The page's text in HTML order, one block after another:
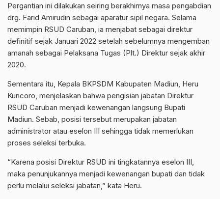
Pergantian ini dilakukan seiring berakhirnya masa pengabdian
drg. Farid Amirudin sebagai aparatur sipil negara. Selama
memimpin RSUD Caruban, ia menjabat sebagai direktur
definitif sejak Januari 2022 setelah sebelumnya mengemban
amanah sebagai Pelaksana Tugas (Plt.) Direktur sejak akhir
2020.
Sementara itu, Kepala BKPSDM Kabupaten Madiun, Heru
Kuncoro, menjelaskan bahwa pengisian jabatan Direktur
RSUD Caruban menjadi kewenangan langsung Bupati
Madiun. Sebab, posisi tersebut merupakan jabatan
administrator atau eselon III sehingga tidak memerlukan
proses seleksi terbuka.
“Karena posisi Direktur RSUD ini tingkatannya eselon III,
maka penunjukannya menjadi kewenangan bupati dan tidak
perlu melalui seleksi jabatan,” kata Heru.